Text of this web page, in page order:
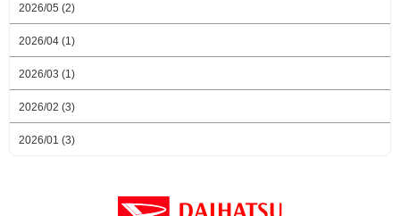
2026/05 (2)
2026/04 (1)
2026/03 (1)
2026/02 (3)
2026/01 (3)